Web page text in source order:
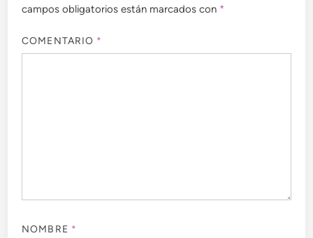
campos obligatorios están marcados con *
COMENTARIO *
NOMBRE *